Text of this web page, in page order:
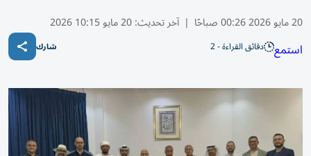
20 مايو 2026 00:26 صباحًا | آخر تحديث:20 مايو 10:15 2026
استمع دقائق القراءة - 2 شارك